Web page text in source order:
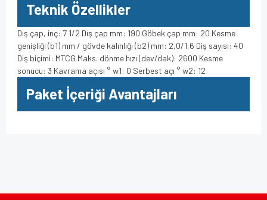
Teknik Özellikler
Dış çap, inç: 7 1/2 Dış çap mm: 190 Göbek çap mm: 20 Kesme
genişliği (b1) mm / gövde kalınlığı (b2) mm: 2,0/1,6 Diş sayısı: 40
Diş biçimi: MTCG Maks. dönme hızı (dev/dak): 2600 Kesme
sonucu: 3 Kavrama açısı ° w1: 0 Serbest açı ° w2: 12
Paket İçeriği Avantajları